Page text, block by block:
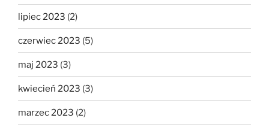
lipiec 2023 (2)
czerwiec 2023 (5)
maj 2023 (3)
kwiecień 2023 (3)
marzec 2023 (2)